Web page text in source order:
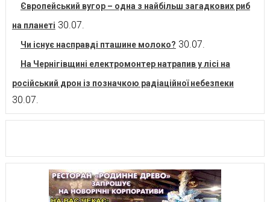
Європейський вугор – одна з найбільш загадкових риб
на планеті 30.07.
Чи існує насправді пташине молоко? 30.07.
На Чернігівщині електромонтер натрапив у лісі на
російський дрон із позначкою радіаційної небезпеки
30.07.